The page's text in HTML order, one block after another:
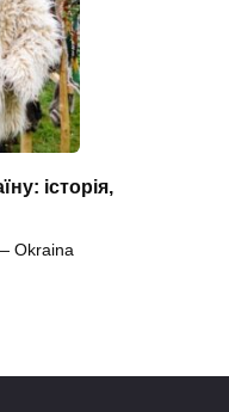
історія,
Okraina